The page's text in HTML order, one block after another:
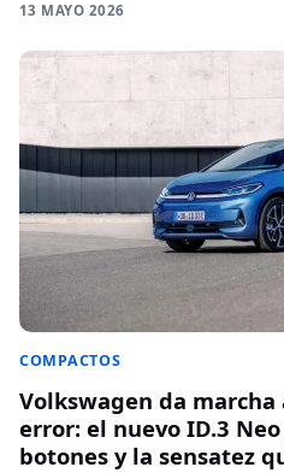
13 MAYO 2026
COMPACTOS
Volkswagen da
error: el nuevo ID.3
botones y la sensatez